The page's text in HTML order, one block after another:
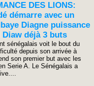
DES LIONS:
démarre avec un
Diagne puissance
déjà 3 buts
sénégalais voit le bout du
depuis son arrivée à
son premier but avec les
Serie A. Le Sénégalais a